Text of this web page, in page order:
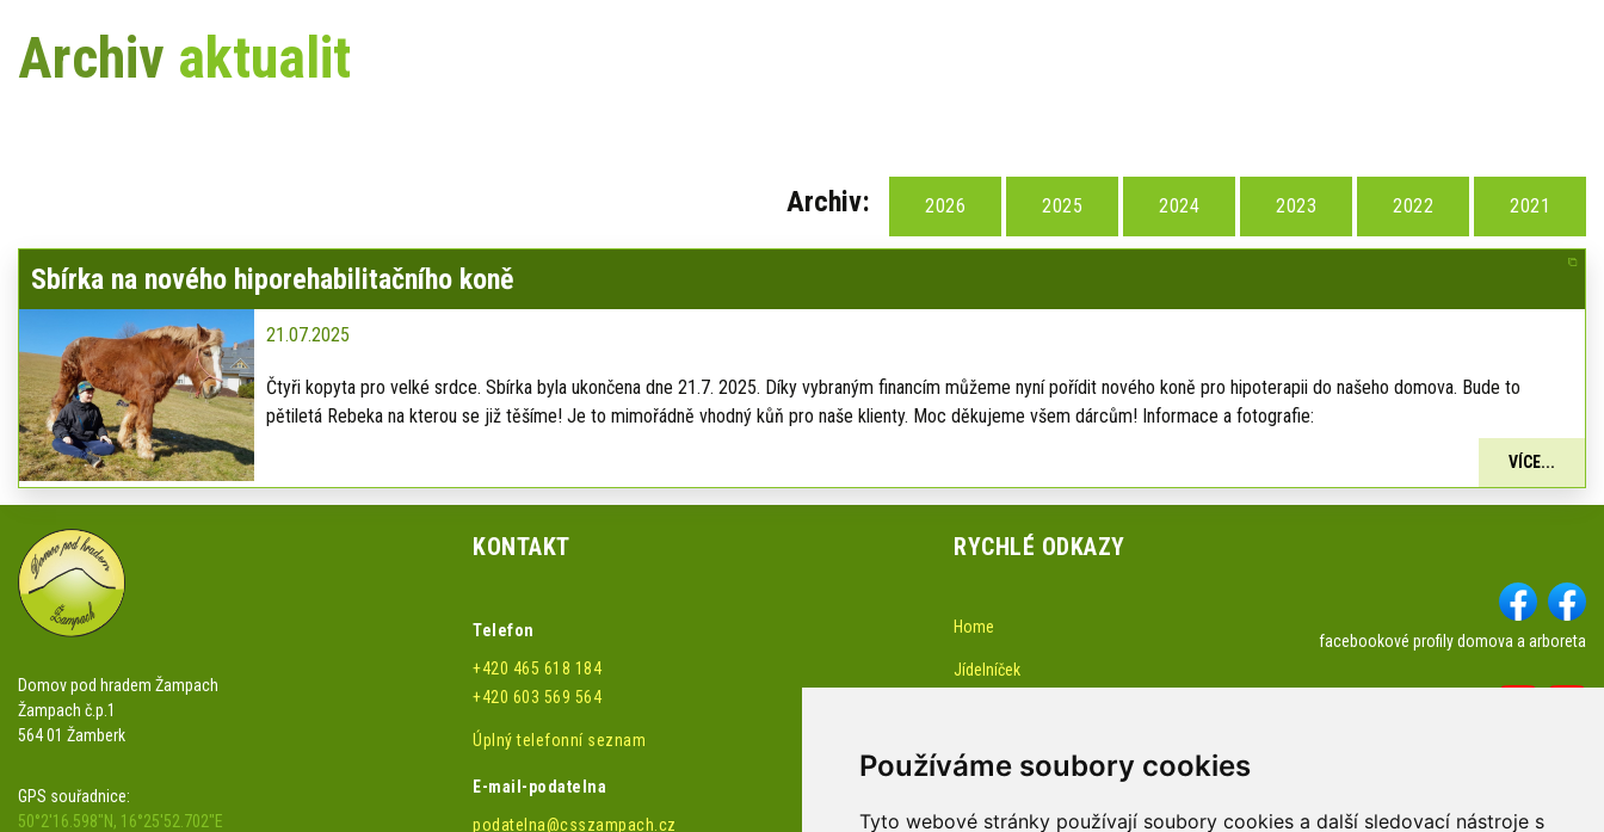
Používáme soubory cookies
Tyto webové stránky používají soubory cookies a další sledovací nástroje s
Archiv aktualit
Archiv: 2026 2025 2024 2023 2022 2021
Sbírka na nového hiporehabilitačního koně
21.07.2025
Čtyři kopyta pro velké srdce. Sbírka byla ukončena dne 21.7. 2025. Díky vybraným financím můžeme nyní pořídit nového koně pro hipoterapii do našeho domova. Bude to
pětiletá Rebeka na kterou se již těšíme! Je to mimořádně vhodný kůň pro naše klienty. Moc děkujeme všem dárcům! Informace a fotografie:
VÍCE...
Domov pod hradem Žampach
Žampach č.p.1
564 01 Žamberk
GPS souřadnice:
50°2'16.598"N, 16°25'52.702"E
KONTAKT
Telefon
+420 465 618 184
+420 603 569 564
Úplný telefonní seznam
E-mail-podatelna
podatelna@csszampach.cz
RYCHLÉ ODKAZY
Home
Jídelníček
Žádost o službu a kontakty
facebookové profily domova a arboreta